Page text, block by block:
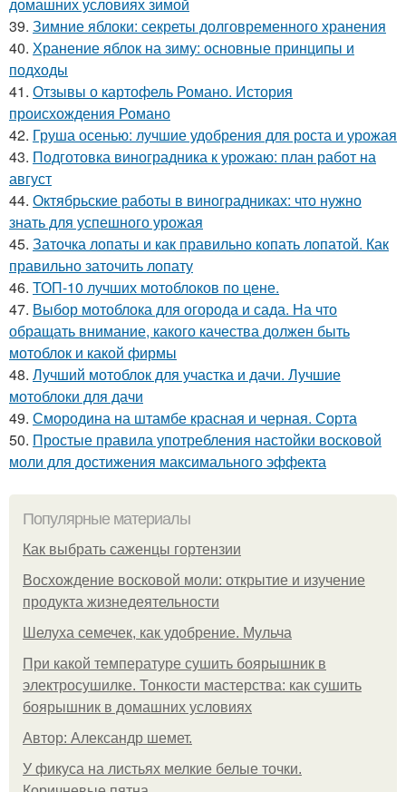
39. Зимние яблоки: секреты долговременного хранения
40. Хранение яблок на зиму: основные принципы и
подходы
41. Отзывы о картофель Романо. История
происхождения Романо
42. Груша осенью: лучшие удобрения для роста и урожая
43. Подготовка виноградника к урожаю: план работ на
август
44. Октябрьские работы в виноградниках: что нужно
знать для успешного урожая
45. Заточка лопаты и как правильно копать лопатой. Как
правильно заточить лопату
46. ТОП-10 лучших мотоблоков по цене.
47. Выбор мотоблока для огорода и сада. На что
обращать внимание, какого качества должен быть
мотоблок и какой фирмы
48. Лучший мотоблок для участка и дачи. Лучшие
мотоблоки для дачи
49. Смородина на штамбе красная и черная. Сорта
50. Простые правила употребления настойки восковой
моли для достижения максимального эффекта
Популярные материалы
Как выбрать саженцы гортензии
Восхождение восковой моли: открытие и изучение
продукта жизнедеятельности
Шелуха семечек, как удобрение. Мульча
При какой температуре сушить боярышник в
электросушилке. Тонкости мастерства: как сушить
боярышник в домашних условиях
Автор: Александр шемет.
У фикуса на листьях мелкие белые точки.